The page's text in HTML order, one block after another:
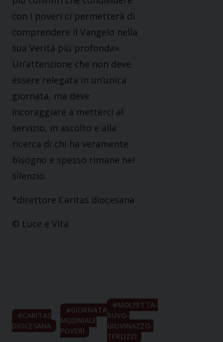
con i poveri ci permetterà di
comprendere il Vangelo nella
sua Verità più profonda».
Un’attenzione che non deve
essere relegata in un’unica
giornata, ma deve
incoraggiare a metterci al
servizio, in ascolto e alla
ricerca di chi ha veramente
bisogno e spesso rimane nel
silenzio.
*direttore Caritas diocesana
© Luce e Vita
CARITAS
DIOCESANA
GIORNATA
MODNIALE
POVERI
MOLFETTA-
RUVO-
GIOVINAZZO-
TERLIZZI